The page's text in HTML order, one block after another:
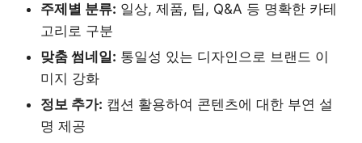
주제별 분류: 일상, 제품, 팁, Q&A 등 명확한 카테
고리로 구분
맞춤 썸네일: 통일성 있는 디자인으로 브랜드 이
미지 강화
정보 추가: 캡션 활용하여 콘텐츠에 대한 부연 설
명 제공